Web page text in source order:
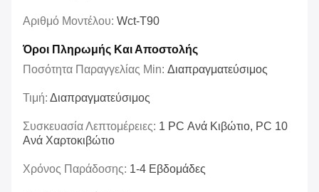
Αριθμό Μοντέλου: Wct-T90
Όροι Πληρωμής Και Αποστολής
Ποσότητα Παραγγελίας Min: Διαπραγματεύσιμος
Τιμή: Διαπραγματεύσιμος
Συσκευασία Λεπτομέρειες: 1 PC Ανά Κιβώτιο, PC 10
Ανά Χαρτοκιβώτιο
Χρόνος Παράδοσης: 1-4 Εβδομάδες